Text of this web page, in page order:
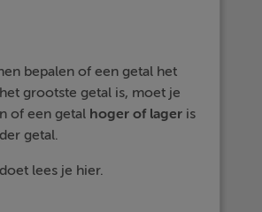
bepalen of een getal het
grootste getal is, moet je
of een getal hoger of lager is
getal.
lees je hier.